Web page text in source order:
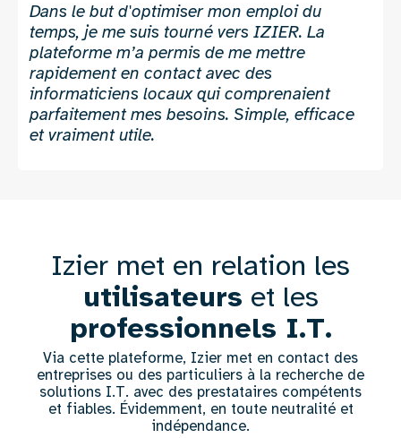
Témoignage
3
Dans le but d'optimiser mon emploi du
temps, je me suis tourné vers IZIER. La
plateforme m’a permis de me mettre
rapidement en contact avec des
informaticiens locaux qui comprenaient
parfaitement mes besoins. Simple, efficace
et vraiment utile.
Texte
colonne
Izier met en relation les
utilisateurs et les
professionnels I.T.
Via cette plateforme, Izier met en contact des
entreprises ou des particuliers à la recherche de
solutions I.T. avec des prestataires compétents
et fiables. Évidemment, en toute neutralité et
indépendance.